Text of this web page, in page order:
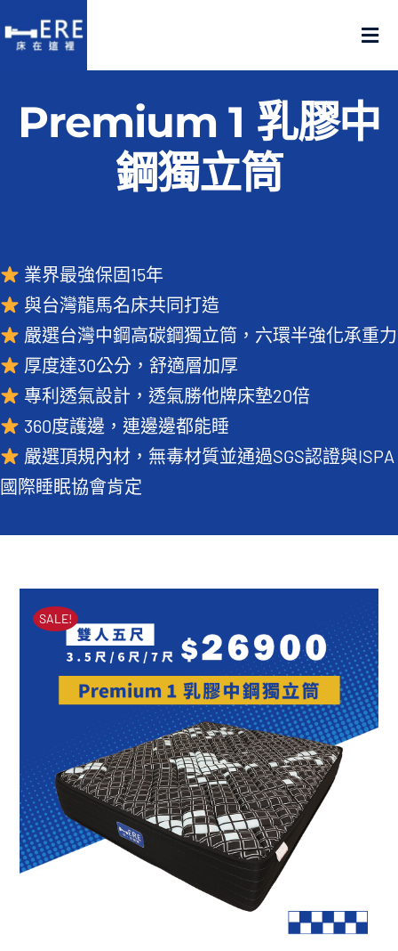
to
認識床在這裡
名人推薦
好評推薦
品質嚴選
常見QA
Premium 1 乳膠中
鋼獨立筒
業界最強保固15年
與台灣龍馬名床共同打造
嚴選台灣中鋼高碳鋼獨立筒，六環半強化承重力
厚度達30公分，舒適層加厚
專利透氣設計，透氣勝他牌床墊20倍
360度護邊，連邊邊都能睡
嚴選頂規內材，無毒材質並通過SGS認證與ISPA
國際睡眠協會肯定
SALE!